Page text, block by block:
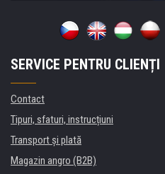
SERVICE PENTRU CLIENȚI
Contact
Tipuri, sfaturi, instrucțiuni
Transport şi plată
Magazin angro (B2B)